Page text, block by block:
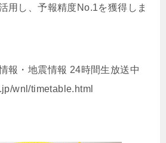
用し、予報精度No.1を獲得しま
・地震情報 24時間生放送中
wnl/timetable.html